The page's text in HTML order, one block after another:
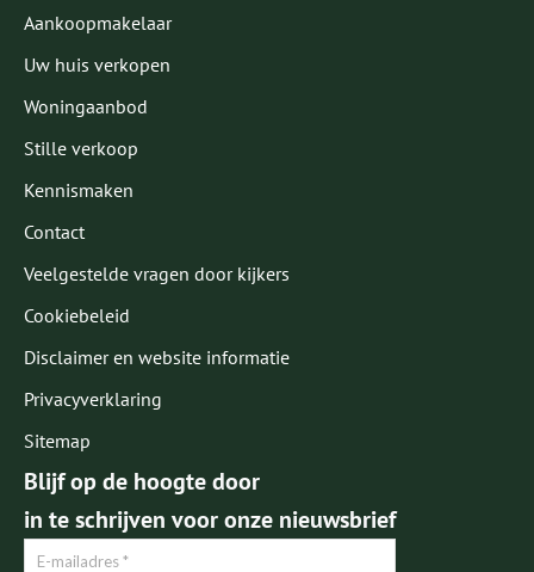
Aankoopmakelaar
Uw huis verkopen
Woningaanbod
Stille verkoop
Kennismaken
Contact
Veelgestelde vragen door kijkers
Cookiebeleid
Disclaimer en website informatie
Privacyverklaring
Sitemap
Blijf op de hoogte door
in te schrijven voor onze nieuwsbrief